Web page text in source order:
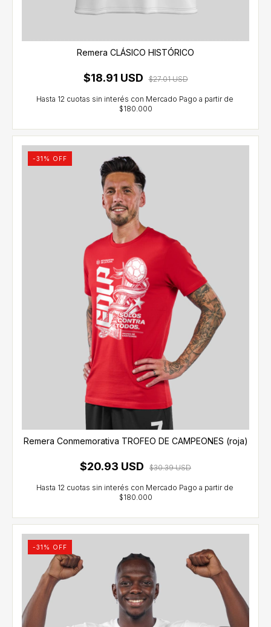
Remera CLÁSICO HISTÓRICO
$18.91 USD $27.01 USD
-31 % OFF
Remera Conmemorativa TROFEO DE CAMPEONES (roja)
$20.93 USD $30.39 USD
-31 % OFF